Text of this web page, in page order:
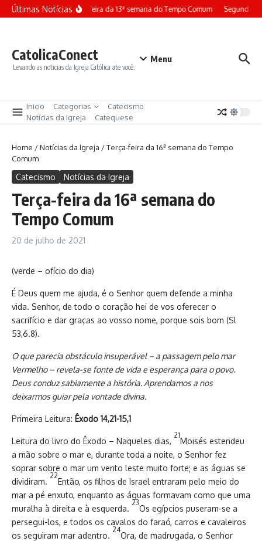
Ir para o conteúdo
Últimas NotíciasTerça-feira da 13ª semana do Tempo Comum Segunda-
CatolicaConect
Levando as noticias da Igreja Católica ate você.
Menu
Inicio Categorias
Catecismo
Notícias da Igreja
Catequese
Home /Notícias da Igreja /Terça-feira da 16ª semana do Tempo
Comum
Catecismo Notícias da Igreja
Terça-feira da 16ª semana do
Tempo Comum
20 de julho de 2021
(verde – ofício do dia)
É Deus quem me ajuda, é o Senhor quem defende a minha
vida. Senhor, de todo o coração hei de vos oferecer o
sacrifício e dar graças ao vosso nome, porque sois bom (Sl
53,6.8).
O que parecia obstáculo insuperável – a passagem pelo mar
Vermelho – revela-se fonte de vida e esperança para o povo.
Deus conduz sabiamente a história. Aprendamos a nos
deixarmos guiar pela vontade divina.
Primeira Leitura: Êxodo 14,21-15,1
Leitura do livro do Êxodo – Naqueles dias,
21
Moisés estendeu
a mão sobre o mar e, durante toda a noite, o Senhor fez
soprar sobre o mar um vento leste muito forte; e as águas se
dividiram.
22
Então, os filhos de Israel entraram pelo meio do
mar a pé enxuto, enquanto as águas formavam como que uma
muralha à direita e à esquerda.
23
Os egípcios puseram-se a
persegui-los, e todos os cavalos do faraó, carros e cavaleiros
os seguiram mar adentro.
24
Ora, de madrugada, o Senhor